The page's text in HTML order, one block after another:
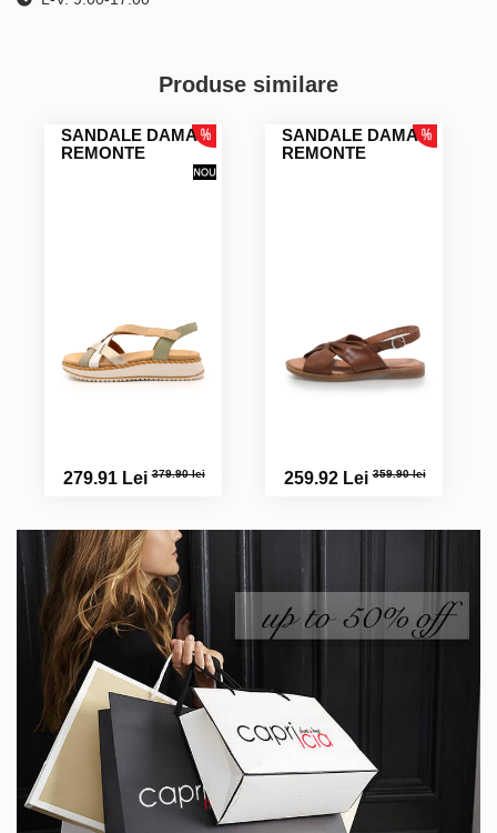
Produse similare
SANDALE DAMA
REMONTE
279.91 Lei379.90 lei
SANDALE DAMA
REMONTE
259.92 Lei359.90 lei